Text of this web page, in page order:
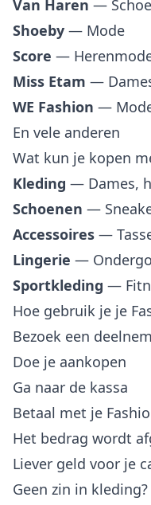
Van Haren —
Shoeby — Mode
Score —
Miss Etam —
WE Fashion —
En vele anderen
Wat kun je kopen
Kleding — Dames,
Schoenen —
Accessoires —
Lingerie —
Sportkleding —
Hoe gebruik je je
Bezoek een
Doe je aankopen
Ga naar de kassa
Betaal met je
Het bedrag wordt
Liever geld voor je
Geen zin in